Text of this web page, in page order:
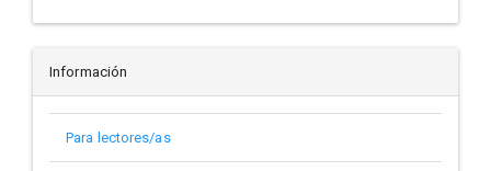
Información
Para lectores/as